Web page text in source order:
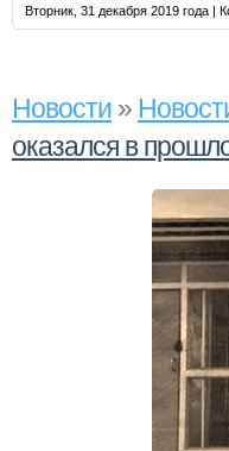
Вторник, 31 декабря 2019 года |
Новости »
оказался в